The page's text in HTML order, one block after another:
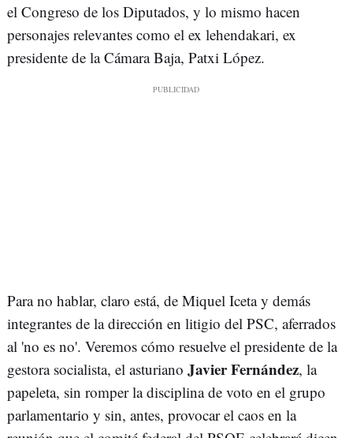
el Congreso de los Diputados, y lo mismo hacen
personajes relevantes como el ex lehendakari, ex
presidente de la Cámara Baja, Patxi López.
Para no hablar, claro está, de Miquel Iceta y demás
integrantes de la dirección en litigio del PSC, aferrados
al 'no es no'. Veremos cómo resuelve el presidente de la
gestora socialista, el asturiano Javier Fernández, la
papeleta, sin romper la disciplina de voto en el grupo
parlamentario y sin, antes, provocar el caos en la